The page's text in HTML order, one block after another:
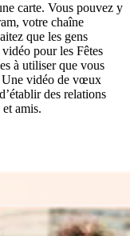
carte. Vous pouvez y
votre chaîne
que les gens
pour les Fêtes
à utiliser que vous
Une vidéo de vœux
des relations
amis.